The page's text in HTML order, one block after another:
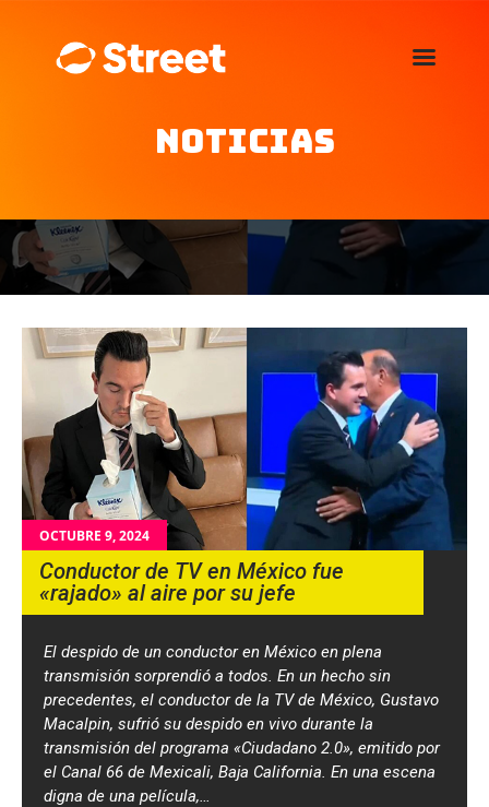
Noticias
La Street FM 101.5
Noticias
Agenda
Publicitá
Familia de auspiciantes
OCTUBRE 9, 2024
Conductor de TV en México fue
«rajado» al aire por su jefe
El despido de un conductor en México en plena
transmisión sorprendió a todos. En un hecho sin
precedentes, el conductor de la TV de México, Gustavo
Macalpin, sufrió su despido en vivo durante la
transmisión del programa «Ciudadano 2.0», emitido por
el Canal 66 de Mexicali, Baja California. En una escena
digna de una película,…